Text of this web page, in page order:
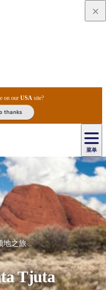
on ourUSA site?
thanks
菜单
地之旅
Tjuta